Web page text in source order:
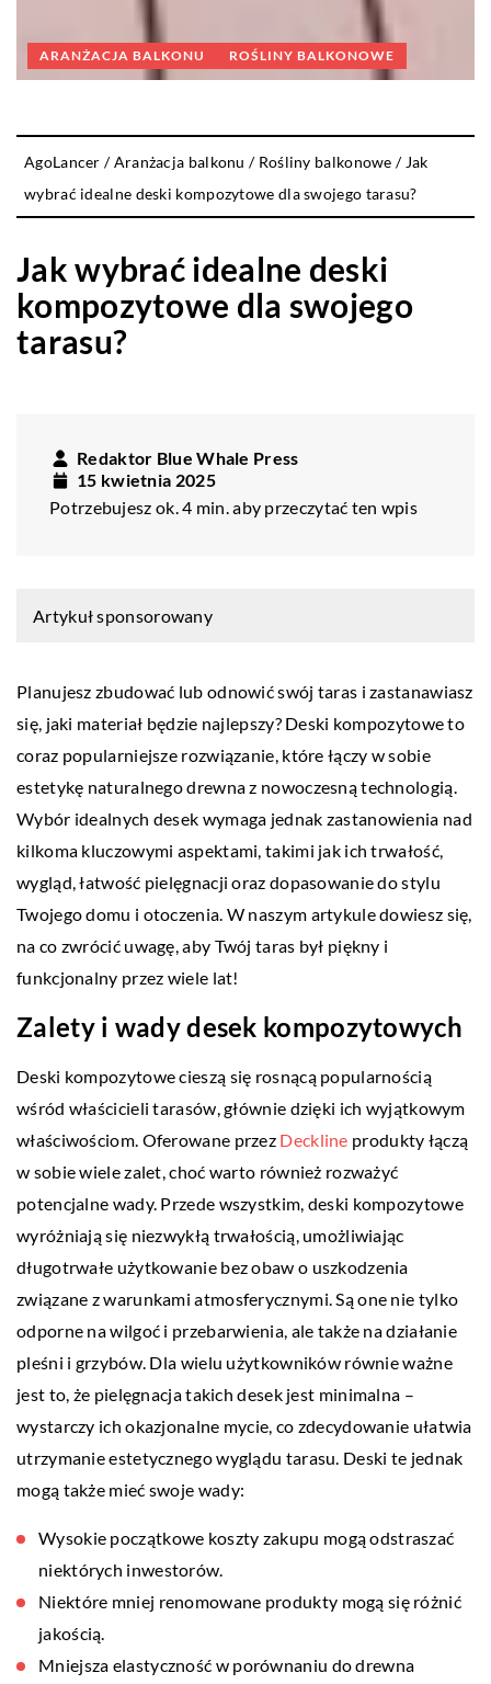
ARANŻACJA BALKONU ROŚLINY BALKONOWE
AgoLancer /Aranżacja balkonu / Rośliny balkonowe / Jak
wybrać idealne deski kompozytowe dla swojego tarasu?
Jak wybrać idealne deski
kompozytowe dla swojego
tarasu?
Redaktor Blue Whale Press
15 kwietnia 2025
Potrzebujesz ok. 4 min. aby przeczytać ten wpis
Artykuł sponsorowany
Planujesz zbudować lub odnowić swój taras i zastanawiasz
się, jaki materiał będzie najlepszy? Deski kompozytowe to
coraz popularniejsze rozwiązanie, które łączy w sobie
estetykę naturalnego drewna z nowoczesną technologią.
Wybór idealnych desek wymaga jednak zastanowienia nad
kilkoma kluczowymi aspektami, takimi jak ich trwałość,
wygląd, łatwość pielęgnacji oraz dopasowanie do stylu
Twojego domu i otoczenia. W naszym artykule dowiesz się,
na co zwrócić uwagę, aby Twój taras był piękny i
funkcjonalny przez wiele lat!
Zalety i wady desek kompozytowych
Deski kompozytowe cieszą się rosnącą popularnością
wśród właścicieli tarasów, głównie dzięki ich wyjątkowym
właściwościom. Oferowane przez Deckline produkty łączą
w sobie wiele zalet, choć warto również rozważyć
potencjalne wady. Przede wszystkim, deski kompozytowe
wyróżniają się niezwykłą trwałością, umożliwiając
długotrwałe użytkowanie bez obaw o uszkodzenia
związane z warunkami atmosferycznymi. Są one nie tylko
odporne na wilgoć i przebarwienia, ale także na działanie
pleśni i grzybów. Dla wielu użytkowników równie ważne
jest to, że pielęgnacja takich desek jest minimalna –
wystarczy ich okazjonalne mycie, co zdecydowanie ułatwia
utrzymanie estetycznego wyglądu tarasu. Deski te jednak
mogą także mieć swoje wady:
Wysokie początkowe koszty zakupu mogą odstraszać
niektórych inwestorów.
Niektóre mniej renomowane produkty mogą się różnić
jakością.
Mniejsza elastyczność w porównaniu do drewna